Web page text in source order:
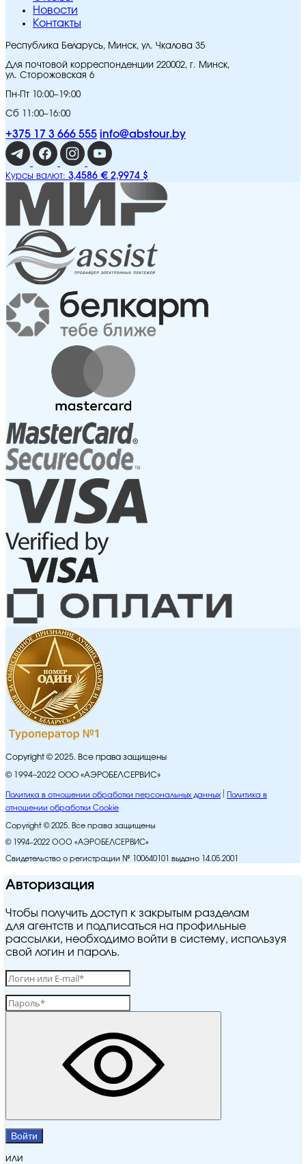
Новости
Контакты
Республика Беларусь, Минск, ул. Чкалова 35
Для почтовой корреспонденции 220002, г. Минск,
ул. Сторожовская 6
Пн-Пт 10:00–19:00
Сб 11:00–16:00
+375 17 3 666 555 info@abstour.by
Курсы валют: 3,4586 € 2,9974 $
Copyright © 2025. Все права защищены
© 1994–2022 ООО «АЭРОБЕЛСЕРВИС»
Политика в отношении обработки персональных данных
Политика в
отношении обработки Cookie
Copyright © 2025. Все права защищены
© 1994–2022 ООО «АЭРОБЕЛСЕРВИС»
Свидетельство о регистрации № 100640101 выдано 14.05.2001
Авторизация
Чтобы получить доступ к закрытым разделам
для агентств и подписаться на профильные
рассылки, необходимо войти в систему, используя
свой логин и пароль.
Войти
или